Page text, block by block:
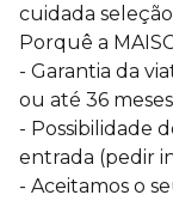
cuidada
Porquê a
- Garantia da
ou até 36
- Possibilidade
entrada (pedir
- Aceitamos o